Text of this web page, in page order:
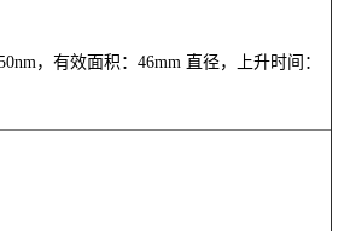
，有效面积：46mm 直径，上升时间：